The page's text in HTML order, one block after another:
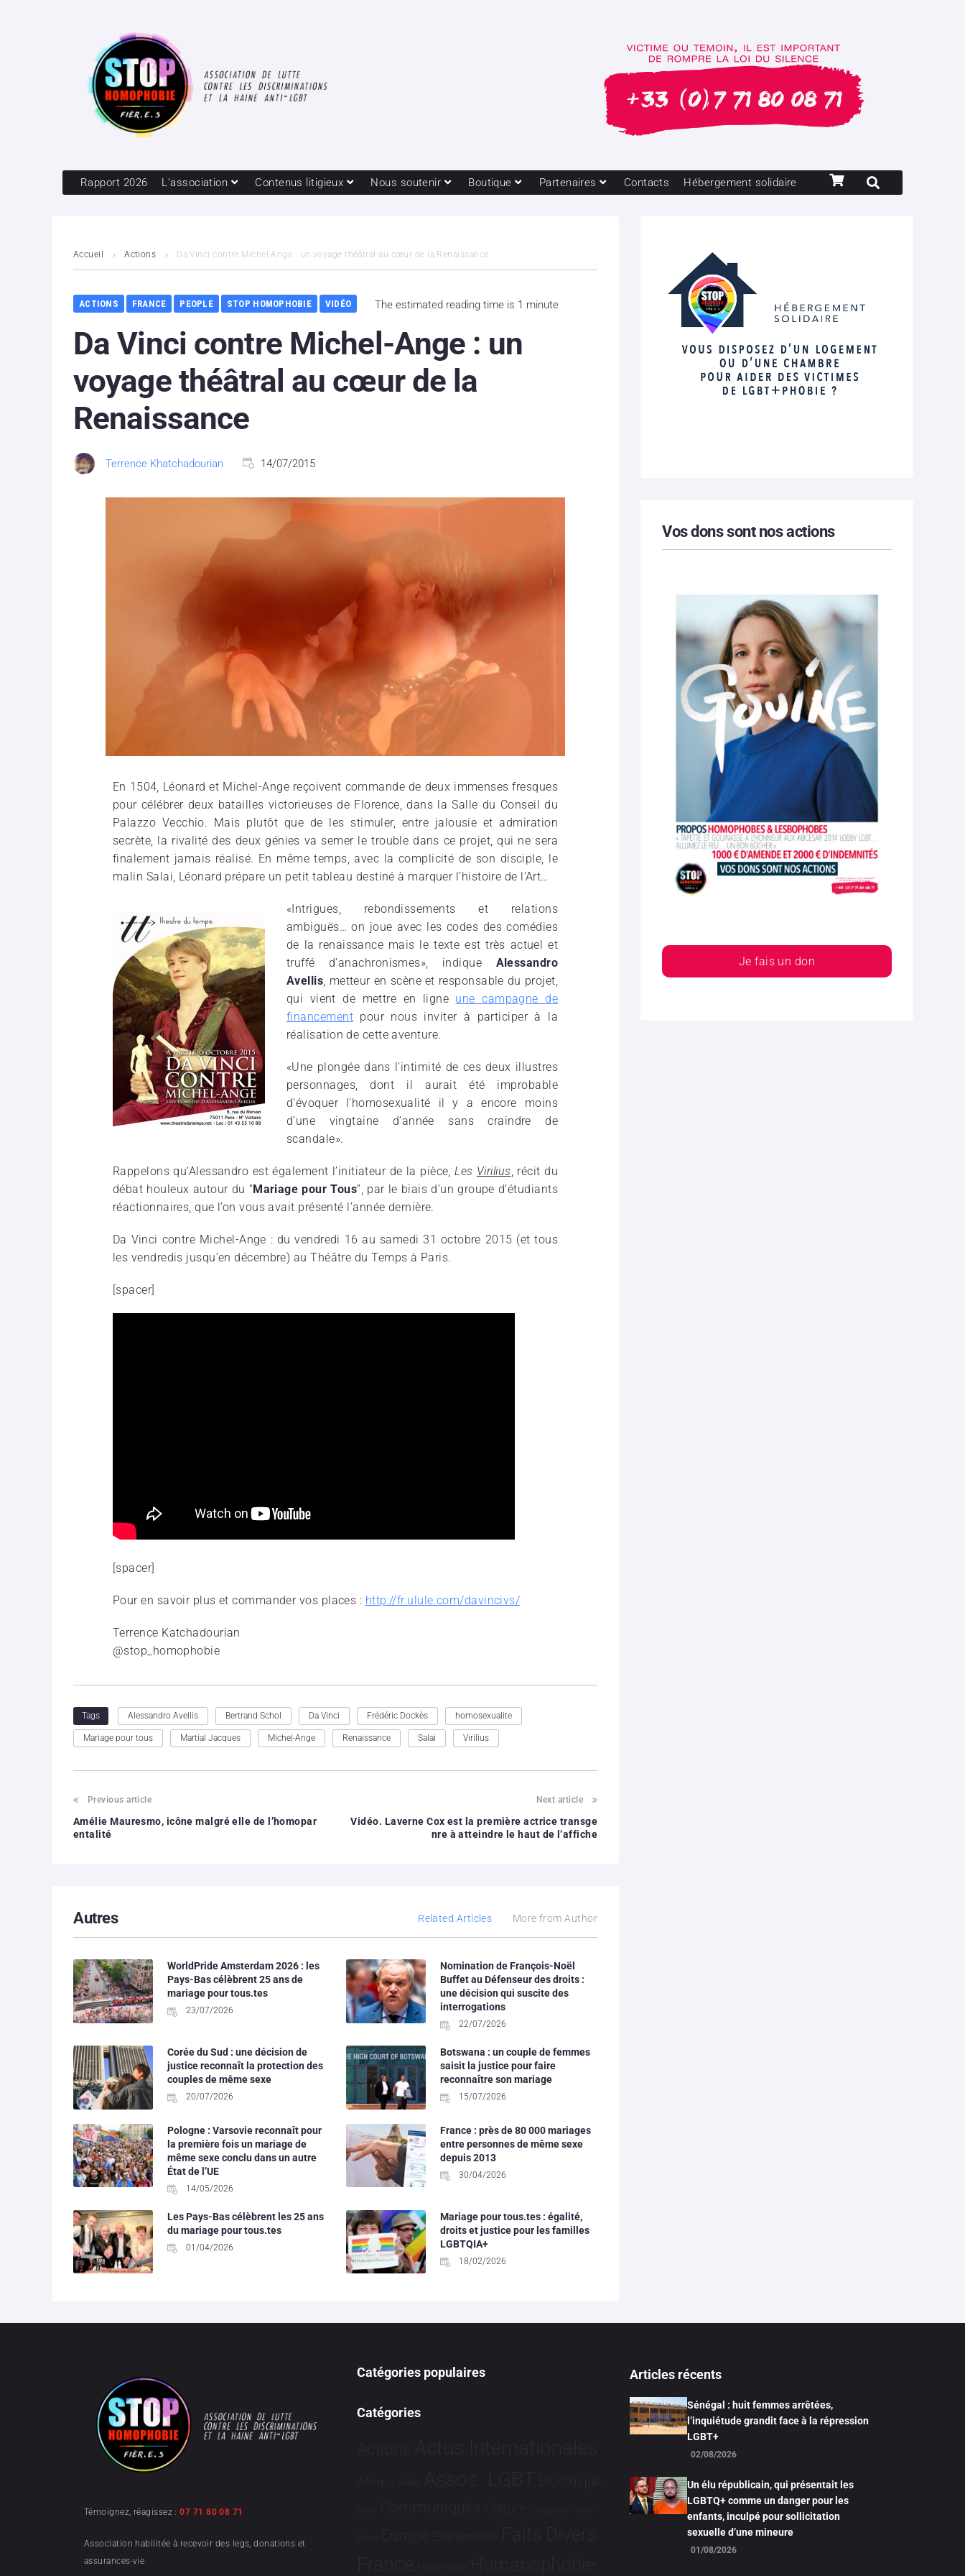
Rapport 2026 L’association Contenus litigieux Nous soutenir Boutique Partenaires Contacts Hébergement solidaire
Accueil Actions Da Vinci contre Michel-Ange : un voyage théâtral au cœur de la Renaissance
ACTIONS FRANCE PEOPLE STOP HOMOPHOBIE VIDÉO The estimated reading time is 1 minute
Da Vinci contre Michel-Ange : un
voyage théâtral au cœur de la
Renaissance
Terrence Khatchadourian 14/07/2015
En 1504, Léonard et Michel-Ange reçoivent commande de deux immenses fresques
pour célébrer deux batailles victorieuses de Florence, dans la Salle du Conseil du
Palazzo Vecchio. Mais plutôt que de les stimuler, entre jalousie et admiration
secrète, la rivalité des deux génies va semer le trouble dans ce projet, qui ne sera
finalement jamais réalisé. En même temps, avec la complicité de son disciple, le
malin Salai, Léonard prépare un petit tableau destiné à marquer l’histoire de l’Art…
«Intrigues, rebondissements et relations
ambiguës… on joue avec les codes des comédies
de la renaissance mais le texte est très actuel et
truffé d’anachronismes», indique Alessandro
Avellis, metteur en scène et responsable du projet,
qui vient de mettre en ligne une campagne de
financementpour nous inviter à participer à la
réalisation de cette aventure.
«Une plongée dans l’intimité de ces deux illustres
personnages, dont il aurait été improbable
d’évoquer l’homosexualité il y a encore moins
d’une vingtaine d’année sans craindre de
scandale».
Rappelons qu’Alessandro est également l’initiateur de la pièce,Les Virilius, récit du
débat houleux autour du “Mariage pour Tous”, par le biais d’un groupe d’étudiants
réactionnaires, que l’on vous avait présenté l’année dernière.
Da Vinci contre Michel-Ange : du vendredi 16 au samedi 31 octobre 2015 (ettous
les vendredis jusqu’en décembre) au Théâtre du Temps à Paris.
[spacer]
[spacer]
Pour en savoir plus et commander vos places : http://fr.ulule.com/davincivs/
Terrence Katchadourian
@stop_homophobie
Tags Alessandro Avellis Bertrand Schol Da Vinci Frédéric Dockès homosexualite
Mariage pour tous Martial Jacques Michel-Ange Renaissance Salai Virilius
Previous article
Amélie Mauresmo, icône malgré elle de l’homopar
entalité
Next article
Vidéo. Laverne Cox est la première actrice transge
nre à atteindre le haut de l’affiche
Autres Related Articles More from Author
WorldPride Amsterdam 2026 : les
Pays-Bas célèbrent 25 ans de
mariage pour tous.tes
23/07/2026
Nomination de François-Noël
Buffet au Défenseur des droits :
une décision qui suscite des
interrogations
22/07/2026
Corée du Sud : une décision de
justice reconnaît la protection des
couples de même sexe
20/07/2026
Botswana : un couple de femmes
saisit la justice pour faire
reconnaître son mariage
15/07/2026
Pologne : Varsovie reconnaît pour
la première fois un mariage de
même sexe conclu dans un autre
État de l’UE
14/05/2026
France : près de 80 000 mariages
entre personnes de même sexe
depuis 2013
30/04/2026
Les Pays-Bas célèbrent les 25 ans
du mariage pour tous.tes
01/04/2026
Mariage pour tous.tes : égalité,
droits et justice pour les familles
LGBTQIA+
18/02/2026
Vos dons sont nos actions
Je fais un don
Témoignez, réagissez :07 71 80 08 71
Association habilitée à recevoir des legs, donations et
assurances-vie
Catégories populaires
Catégories
Actions Actus Internationales
Afrique Asie Assos. LGBT Bioéthique
Brève Communiqués Culture Dialogues France-
Brésil Europe Evénements Faits Divers
France Hommage Humanophobie
Articles récents
Sénégal : huit femmes arrêtées,
l’inquiétude grandit face à la répression
LGBT+
02/08/2026
Un élu républicain, qui présentait les
LGBTQ+ comme un danger pour les
enfants, inculpé pour sollicitation
sexuelle d’une mineure
01/08/2026